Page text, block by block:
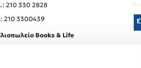
210 330 2828
210 3300439
Books & Life